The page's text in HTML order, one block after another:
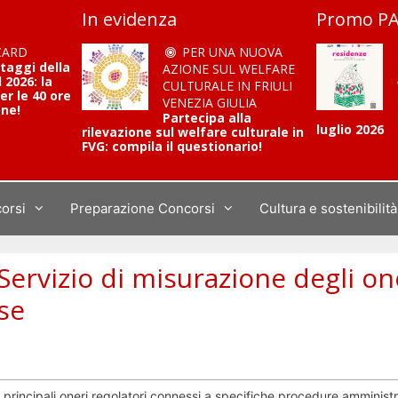
della
2026: la
le 40 ore
In evidenza
PER UNA NUOVA
AZIONE SUL WELFARE
CULTURALE IN FRIULI
VENEZIA GIULIA
Partecipa alla
rilevazione sul welfare culturale in
FVG: compila il questionario!
Promo
luglio 2026
Preparazione Concorsi Cultura e sostenibilità
di misurazione degli